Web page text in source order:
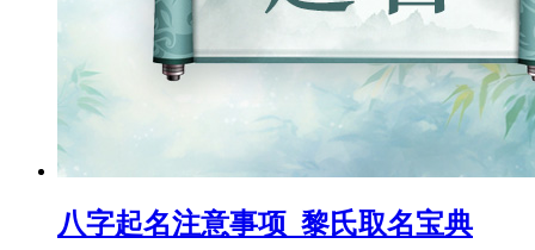
八字起名注意事项_黎氏取名宝典